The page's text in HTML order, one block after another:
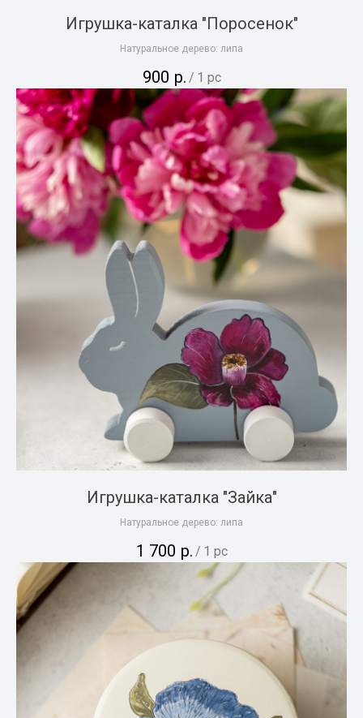
Игрушка-каталка "Поросенок"
Натуральное дерево: липа
900 р. / 1 pc
Игрушка-каталка "Зайка"
Натуральное дерево: липа
1 700 р. / 1 pc